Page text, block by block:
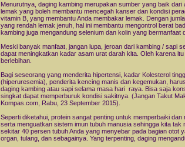
Menurutnya, daging kambing merupakan sumber yang baik
lemak yang boleh membantu mencegah kanser dan kondisi
vitamin B, yang membantu Anda membakar lemak. Dengan
yang rendah lemak jenuh, hal ini membantu mengontrol berat
kambing juga mengandung selenium dan kolin yang bermanfaat
Meski banyak manfaat, jangan lupa, jeroan dari kambing / sapi
dapat meningkatkan kadar asam urat darah kita. Oleh karena
berlebihan.
Bagi seseorang yang menderita hipertensi, kadar Kolesterol
(hiperuresemia), penderita kencing manis dan kegemukan,
daging kambing atau sapi selama masa hari raya. Bisa saja
singkat dapat memperburuk kondisi sakitnya. (Jangan Takut
Kompas.com, Rabu, 23 September 2015).
Seperti diketahui, protein sangat penting untuk memperbaiki
serta menguatkan sistem imun tubuh manusia sehingga kita tak
sekitar 40 persen tubuh Anda yang menyebar pada bagian otot
organ, tulang, dan sebagainya. Yang terpenting, daging